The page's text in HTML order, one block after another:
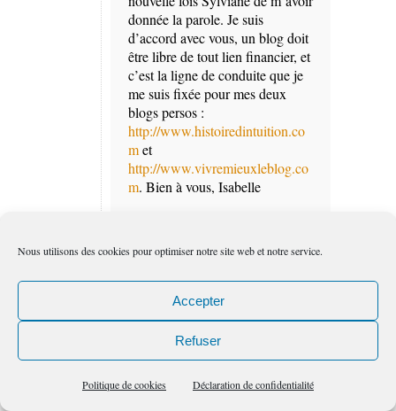
Nous utilisons des cookies pour optimiser notre site web et notre service.
Accepter
Refuser
Politique de cookies Déclaration de confidentialité
donnée la parole. Je suis
d’accord avec vous, un blog doit
être libre de tout lien financier, et
c’est la ligne de conduite que je
me suis fixée pour mes deux
blogs persos :
http://www.histoiredintuition.co
met
http://www.vivremieuxleblog.co
m. Bien à vous, Isabelle
sylviane
11:37 am